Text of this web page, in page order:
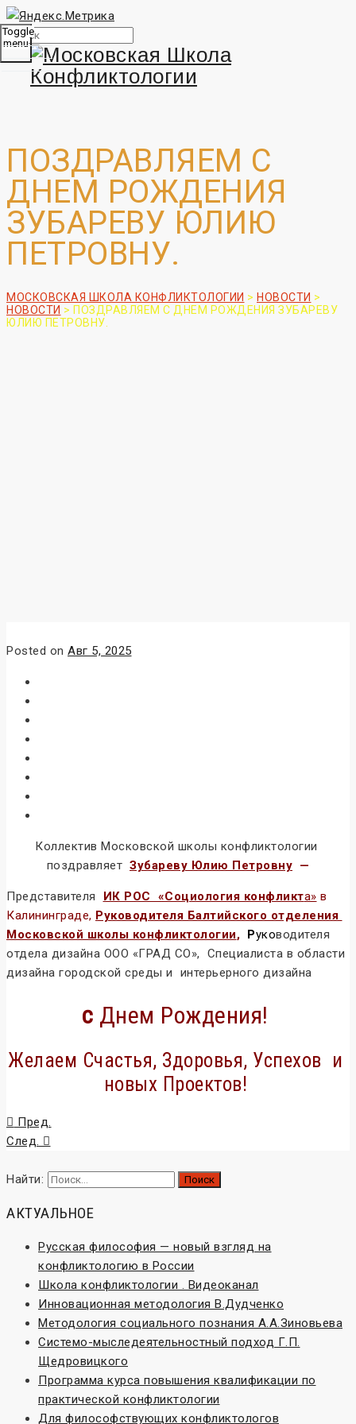
Toggle
menu
ПОЗДРАВЛЯЕМ С
ДНЕМ РОЖДЕНИЯ
ЗУБАРЕВУ ЮЛИЮ
ПЕТРОВНУ.
МОСКОВСКАЯ ШКОЛА КОНФЛИКТОЛОГИИ > НОВОСТИ >
НОВОСТИ > ПОЗДРАВЛЯЕМ С ДНЕМ РОЖДЕНИЯ ЗУБАРЕВУ
ЮЛИЮ ПЕТРОВНУ.
Posted on Авг 5, 2025
Коллектив Московской школы конфликтологии
поздравляет Зубареву Юлию Петровну —
Представителя ИК РОС «Социология конфликта» в
Калининграде, Руководителя Балтийского отделения
Московской школы конфликтологии, Руководителя
отдела дизайна ООО «ГРАД СО», Специалиста в области
дизайна городской среды и интерьерного дизайна
с Днем Рождения!
Желаем Счастья, Здоровья, Успехов и
новых Проектов!
Пред.
След.
Найти:
АКТУАЛЬНОЕ
Русская философия — новый взгляд на
конфликтологию в России
Школа конфликтологии . Видеоканал
Инновационная методология В.Дудченко
Методология социального познания А.А.Зиновьева
Системо-мыследеятельностный подход Г.П.
Щедровицкого
Программа курса повышения квалификации по
практической конфликтологии
Для философствующих конфликтологов